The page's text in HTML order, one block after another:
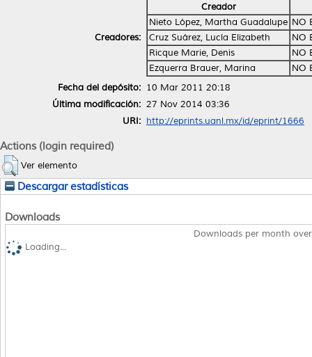
Creadores:
Creador
Nieto López, Martha Guadalupe NO
Cruz Suárez, Lucía Elizabeth
NO
Ricque Marie, Denis
NO
Ezquerra Brauer, Marina
NO
Fecha del depósito: 10 Mar 2011 20:18
Última modificación: 27 Nov 2014 03:36
URI: http://eprints.uanl.mx/id/eprint/1666
Actions (login required)
Ver elemento
Descargar estadísticas
Downloads
Downloads per month
Loading...